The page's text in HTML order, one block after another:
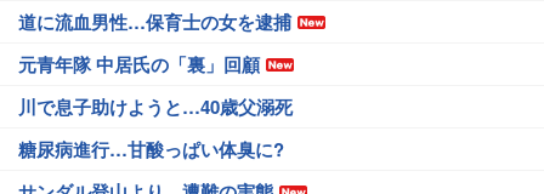
道に流血男性…保育士の女を逮捕
元青年隊 中居氏の「裏」回顧
川で息子助けようと…40歳父溺死
糖尿病進行…甘酸っぱい体臭に?